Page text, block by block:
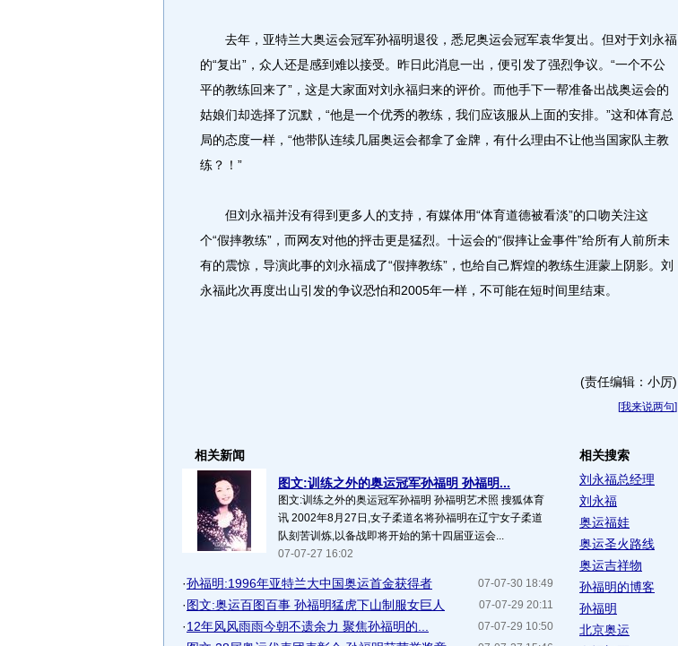
去年，亚特兰大奥运会冠军孙福明退役，悉尼奥运会冠军袁华复出。但对于刘永福
的“复出”，众人还是感到难以接受。昨日此消息一出，便引发了强烈争议。“一个不公
平的教练回来了”，这是大家面对刘永福归来的评价。而他手下一帮准备出战奥运会的
姑娘们却选择了沉默，“他是一个优秀的教练，我们应该服从上面的安排。”这和体育总
局的态度一样，“他带队连续几届奥运会都拿了金牌，有什么理由不让他当国家队主教
练？！”
但刘永福并没有得到更多人的支持，有媒体用“体育道德被看淡”的口吻关注这
个“假摔教练”，而网友对他的抨击更是猛烈。十运会的“假摔让金事件”给所有人前所未
有的震惊，导演此事的刘永福成了“假摔教练”，也给自己辉煌的教练生涯蒙上阴影。刘
永福此次再度出山引发的争议恐怕和2005年一样，不可能在短时间里结束。
(责任编辑：小厉)
[我来说两句]
相关新闻
图文:训练之外的奥运冠军孙福明 孙福明...
图文:训练之外的奥运冠军孙福明 孙福明艺术照 搜狐体育
讯 2002年8月27日,女子柔道名将孙福明在辽宁女子柔道
队刻苦训炼,以备战即将开始的第十四届亚运会...
07-07-27 16:02
07-07-30 18:49
·孙福明:1996年亚特兰大中国奥运首金获得者
07-07-29 20:11
·图文:奥运百图百事 孙福明猛虎下山制服女巨人
07-07-29 10:50
·12年风风雨雨今朝不遗余力 聚焦孙福明的...
相关搜索
刘永福总经理
刘永福
奥运福娃
奥运圣火路线
奥运吉祥物
孙福明的博客
孙福明
北京奥运